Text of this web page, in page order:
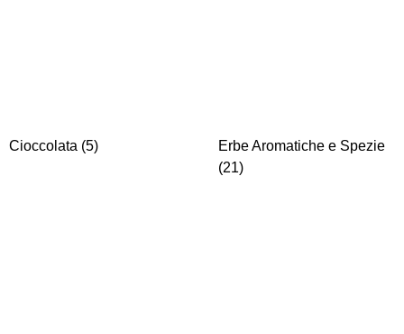
Cioccolata (5)
Erbe Aromatiche e Spezie
(21)